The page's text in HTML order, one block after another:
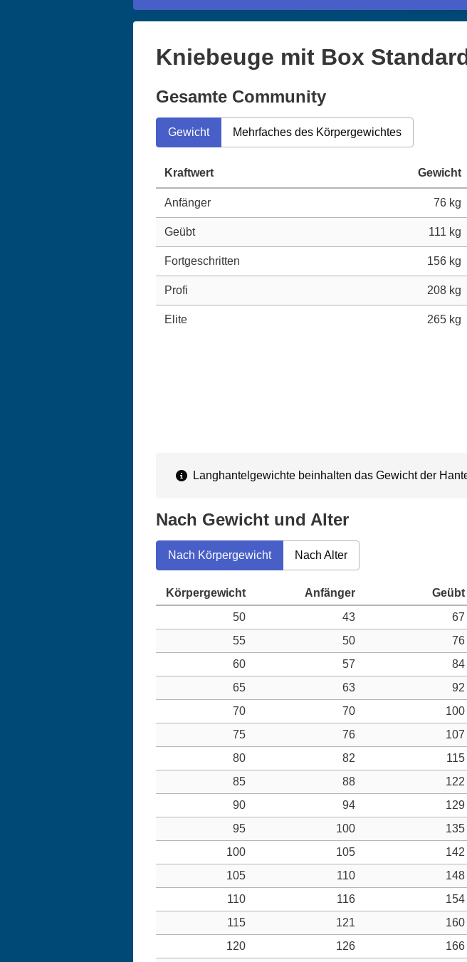
Kniebeuge mit Box
Gesamte Community
Gewicht Mehrfaches des Körpergewichtes
Kraftwert Gewicht
Anfänger 76 kg
Geübt 111 kg
Fortgeschritten 156 kg
Profi 208 kg
Elite 265 kg
Langhantelgewichte beinhalten das Gewicht der
Nach Gewicht und Alter
Nach Körpergewicht Nach Alter
50 43 67
55
50 76
60
57 84
65
63 92
70
70 100
75
76 107
80
82 115
85
88 122
90
94 129
95
100 135
100
105 142
105
110 148
110
116 154
115
121 160
120
126 166